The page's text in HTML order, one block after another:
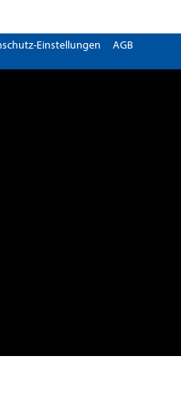
Einstellungen AGB